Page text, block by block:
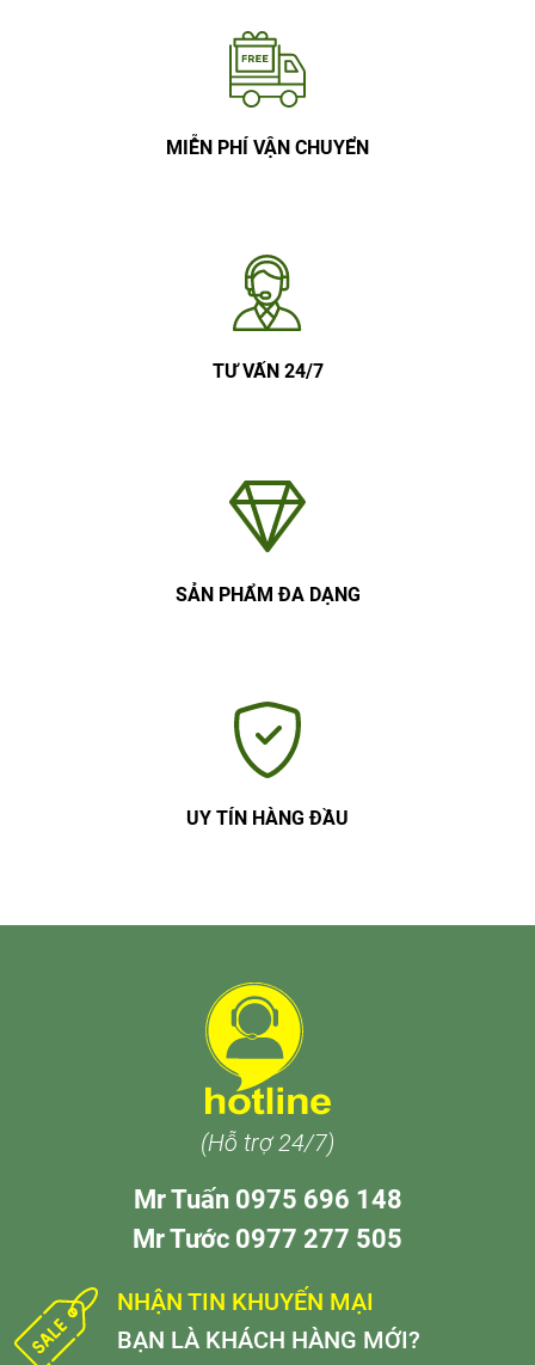
MIỄN PHÍ VẬN CHUYỂN
TƯ VẤN 24/7
SẢN PHẨM ĐA DẠNG
UY TÍN HÀNG ĐẦU
(Hỗ trợ 24/7)
Mr Tuấn 0975 696 148
Mr Tước 0977 277 505
NHẬN TIN KHUYẾN MẠI
BẠN LÀ KHÁCH HÀNG MỚI?